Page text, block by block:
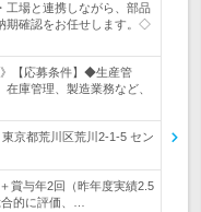
工場と連携しながら、部品
期確認をお任せします。◇
》【応募条件】◆生産管
庫管理、製造業務など、
京都荒川区荒川2-1-5 セン
賞与年2回（昨年度実績2.5
的に評価、…